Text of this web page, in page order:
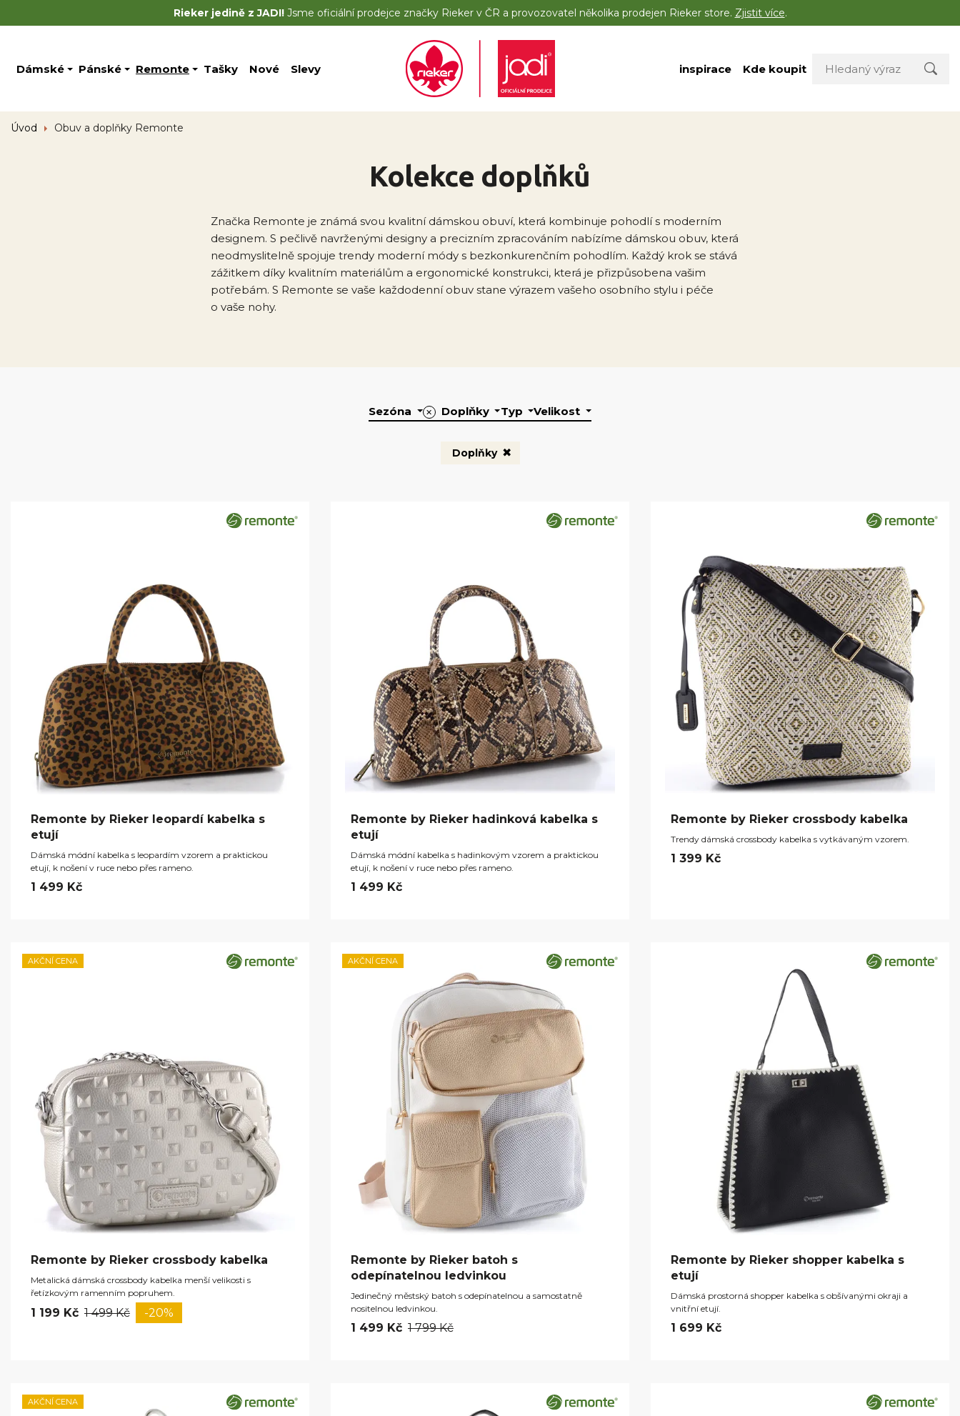
Rieker jedině z JADI!Jsme oficiální prodejce značky Rieker v ČR a provozovatel několika prodejen Rieker store. Zjistit více.
Dámské Pánské Remonte Tašky Nové Slevy inspirace Kde koupit
Úvod Obuv a doplňky Remonte
Kolekce doplňků
Značka Remonte je známá svou kvalitní dámskou obuví, která kombinuje pohodlí s moderním
designem. S pečlivě navrženými designy a precizním zpracováním nabízíme dámskou obuv, která
neodmyslitelně spojuje trendy moderní módy s bezkonkurenčním pohodlím. Každý krok se stává
zážitkem díky kvalitním materiálům a ergonomické konstrukci, která je přizpůsobena vašim
potřebám. S Remonte se vaše každodenní obuv stane výrazem vašeho osobního stylu i péče
o vaše nohy.
Sezóna ✕ Doplňky Typ Velikost
Doplňky
Remonte by Rieker leopardí kabelka s
etují
Dámská módní kabelka s leopardím vzorem a praktickou
etují, k nošení v ruce nebo přes rameno.
1 499 Kč
Remonte by Rieker hadinková kabelka s
etují
Dámská módní kabelka s hadinkovým vzorem a praktickou
etují, k nošení v ruce nebo přes rameno.
1 499 Kč
Remonte by Rieker crossbody kabelka
Trendy dámská crossbody kabelka s vytkávaným vzorem.
1 399 Kč
AKČNÍ CENA
Remonte by Rieker crossbody kabelka
Metalická dámská crossbody kabelka menší velikosti s
řetízkovým ramenním popruhem.
1 199 Kč 1 499 Kč -20%
AKČNÍ CENA
Remonte by Rieker batoh s
odepínatelnou ledvinkou
Jedinečný městský batoh s odepínatelnou a samostatně
nositelnou ledvinkou.
1 499 Kč 1 799 Kč
Remonte by Rieker shopper kabelka s
etují
Dámská prostorná shopper kabelka s obšívanými okraji a
vnitřní etují.
1 699 Kč
AKČNÍ CENA